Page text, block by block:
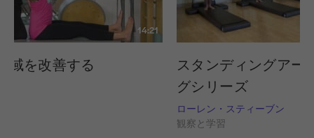
14:21
域を改善する
スタンディングアー
グシリーズ
ローレン・スティーブン
観察と学習